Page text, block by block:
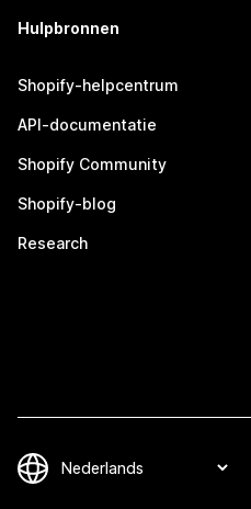
Hulpbronnen
Shopify-helpcentrum
API-documentatie
Shopify Community
Shopify-blog
Research